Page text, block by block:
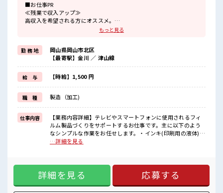
■お仕事PR
≪残業で収入アップ≫
高収入を希望される方にオススメ。
残業は月20時間以上あります♪
制服があるので、
毎日の服装の悩み解消♪
≪未経験OKの仕事≫
新しいことにチャレンジするのは不安だけど、
しっかり働く環境が整っています！
イチからスキルUP・ステップUP目指していきましょう！
≪自分に向いている仕事が探せる≫
困った事などがあれば、
担当がしっかりサポートします！
■職場の雰囲気
一息つける休憩スペースもあります！
ロッカーあり！
高収入もバッチリ目指せますよ！
もっと見る
勤 務 地
岡山県岡山市北区
【最寄駅】金川 ／ 津山線
給 与 【時給】1,500 円
職 種 製造（加工)
仕事内容
【業務内容詳細】テレビやスマートフォンに使用されるフィ
ルム製品づくりをサポートするお仕事です。主に以下のよう
なシンプルな作業をお任せします。・インキ(印刷用の液体)の
運搬・補充作業⇒台車を使って運ぶなど、身体への負担が少
経験の方でも始めやすい内容です。【取扱製品情報】テレ
ビ・スマートフォンの画面に使われるフィルム製品⇒日常で
身近な製品に関わるお仕事なので、やりがいも感じやすい環
境です！ ■お仕事PR ≪残業で収入アップ≫ 高収入を希望され
…詳細を見る
詳細を見る 応募する